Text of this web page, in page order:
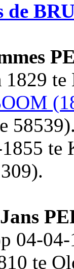
de
1829
te
04-
te